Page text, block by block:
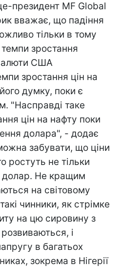
президент MF Global
вважає, що падіння
тільки в тому
зростання
США
зростання цін на
думку, поки є
"Насправді таке
цін на нафту поки
долара", - додає
забувати, що ціни
ростуть не тільки
долар. Не кращим
на світовому
чинники, як стрімке
на цю сировину з
і
в багатьох
зокрема в Нігерії